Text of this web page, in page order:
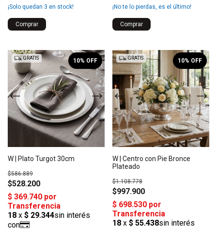
¡Solo quedan 3 en stock! ¡No te lo pierdas, es el último!
1/2
GRATIS
W | Plato Turgot 30cm
$528.200
$586.889
10% OFF 1/2
GRATIS
W | Centro con Pie Bronce
Plateado
$997.900
$1.108.778
10% OFF